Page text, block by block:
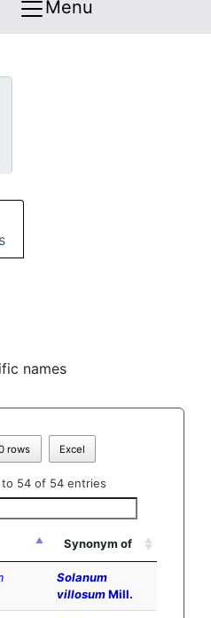
Menu
names
rows Excel
to 54 of 54 entries
Synonym of
Solanum
villosumMill.